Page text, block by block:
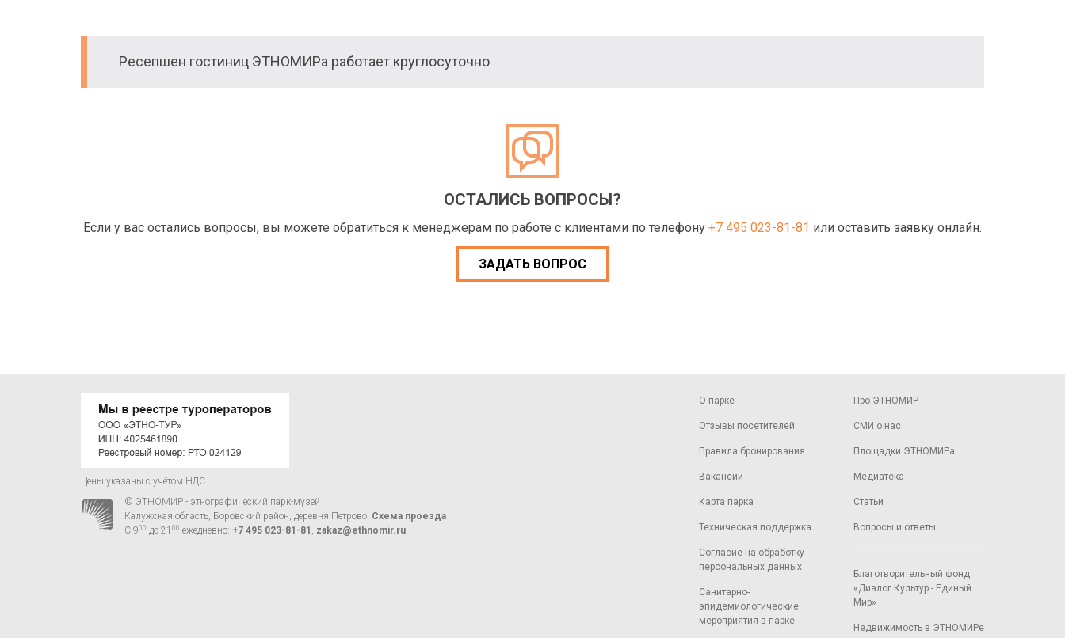
Ресепшен гостиниц ЭТНОМИРа работает круглосуточно
ОСТАЛИСЬ ВОПРОСЫ?
Если у вас остались вопросы, вы можете обратиться к менеджерам по работе с клиентами по телефону +7 495 023-81-81 или оставить заявку онлайн.
ЗАДАТЬ ВОПРОС
О парке
Отзывы посетителей
Правила бронирования
Вакансии
Карта парка
Техническая поддержка
Согласие на обработку
персональных данных
Санитарно-
эпидемиологические
мероприятия в парке
Про ЭТНОМИР
СМИ о нас
Площадки ЭТНОМИРа
Медиатека
Статьи
Вопросы и ответы
Благотворительный фонд
«Диалог Культур - Единый
Мир»
Недвижимость в ЭТНОМИРе
Цены указаны с учётом НДС.
© ЭТНОМИР - этнографический парк-музей
Калужская область, Боровский район, деревня Петрово. Схема проезда
С 900 до 21 00 ежедневно: +7 495 023-81-81 , zakaz@ethnomir.ru